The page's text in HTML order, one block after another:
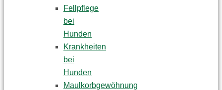
Fellpflege
bei
Hunden
Krankheiten
bei
Hunden
Maulkorbgewöhnung